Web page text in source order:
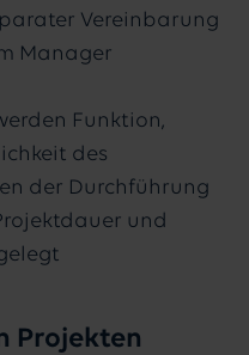
Vereinbarung
Manager
Funktion,
des
der Durchführung
und
Projekten